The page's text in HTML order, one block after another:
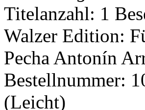
Titelanzahl: 1
Walzer Edition:
Pecha Antonín
Bestellnummer:
(Leicht)